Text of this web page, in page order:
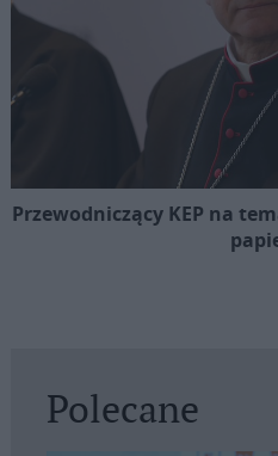
Przewodniczący KEP na
Polecane